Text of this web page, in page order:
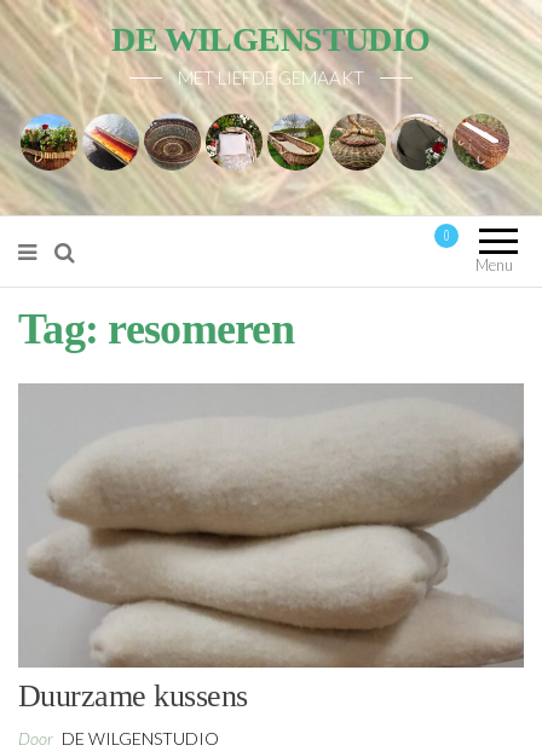
DE WILGENSTUDIO
MET LIEFDE GEMAAKT
Menu
0
Tag: resomeren
Duurzame kussens
Door DE WILGENSTUDIO